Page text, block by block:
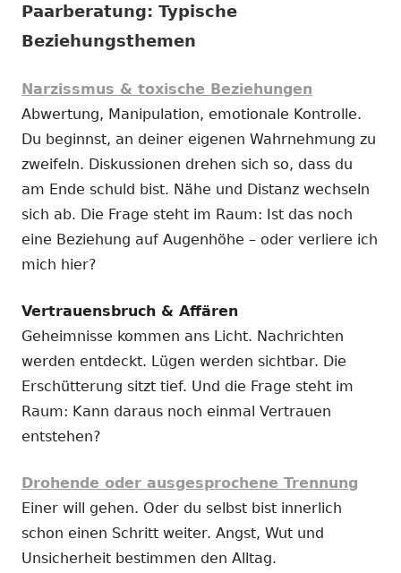
Paarberatung: Typische
Beziehungsthemen
Narzissmus & toxische Beziehungen
Abwertung, Manipulation, emotionale Kontrolle.
Du beginnst, an deiner eigenen Wahrnehmung zu
zweifeln. Diskussionen drehen sich so, dass du
am Ende schuld bist. Nähe und Distanz wechseln
sich ab. Die Frage steht im Raum: Ist das noch
eine Beziehung auf Augenhöhe – oder verliere ich
mich hier?
Vertrauensbruch & Affären
Geheimnisse kommen ans Licht. Nachrichten
werden entdeckt. Lügen werden sichtbar. Die
Erschütterung sitzt tief. Und die Frage steht im
Raum: Kann daraus noch einmal Vertrauen
entstehen?
Drohende oder ausgesprochene Trennung
Einer will gehen. Oder du selbst bist innerlich
schon einen Schritt weiter. Angst, Wut und
Unsicherheit bestimmen den Alltag.